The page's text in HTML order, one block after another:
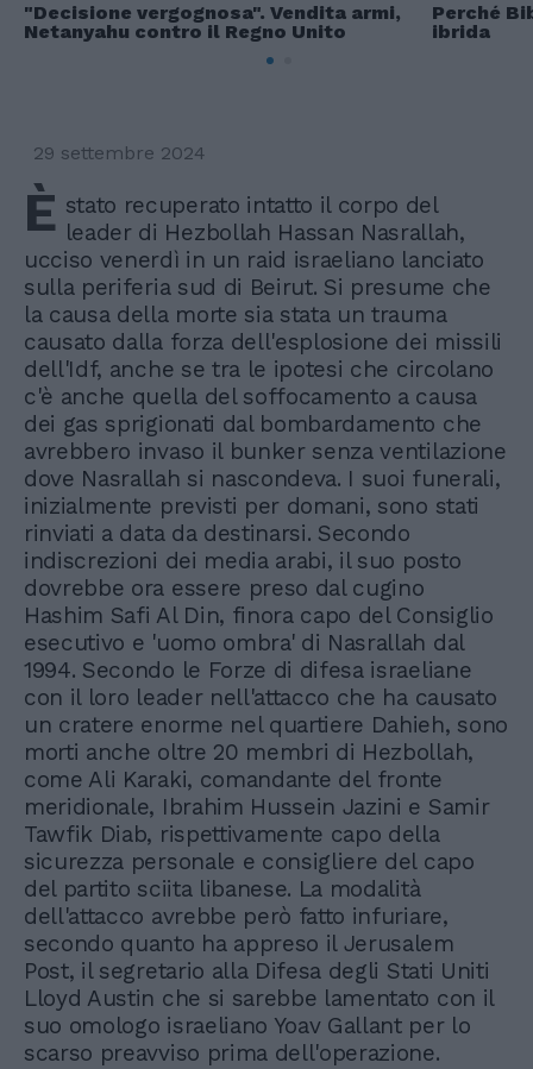
"Decisione vergognosa". Vendita armi,
Netanyahu contro il Regno Unito
Perché
ibrida
29 settembre 2024
È stato recuperato intatto il corpo del
leader di Hezbollah Hassan Nasrallah,
ucciso venerdì in un raid israeliano lanciato
sulla periferia sud di Beirut. Si presume che
la causa della morte sia stata un trauma
causato dalla forza dell'esplosione dei missili
dell'Idf, anche se tra le ipotesi che circolano
c'è anche quella del soffocamento a causa
dei gas sprigionati dal bombardamento che
avrebbero invaso il bunker senza ventilazione
dove Nasrallah si nascondeva. I suoi funerali,
inizialmente previsti per domani, sono stati
rinviati a data da destinarsi. Secondo
indiscrezioni dei media arabi, il suo posto
dovrebbe ora essere preso dal cugino
Hashim Safi Al Din, finora capo del Consiglio
esecutivo e 'uomo ombra' di Nasrallah dal
1994. Secondo le Forze di difesa israeliane
con il loro leader nell'attacco che ha causato
un cratere enorme nel quartiere Dahieh, sono
morti anche oltre 20 membri di Hezbollah,
come Ali Karaki, comandante del fronte
meridionale, Ibrahim Hussein Jazini e Samir
Tawfik Diab, rispettivamente capo della
sicurezza personale e consigliere del capo
del partito sciita libanese. La modalità
dell'attacco avrebbe però fatto infuriare,
secondo quanto ha appreso il Jerusalem
Post, il segretario alla Difesa degli Stati Uniti
Lloyd Austin che si sarebbe lamentato con il
suo omologo israeliano Yoav Gallant per lo
scarso preavviso prima dell'operazione.